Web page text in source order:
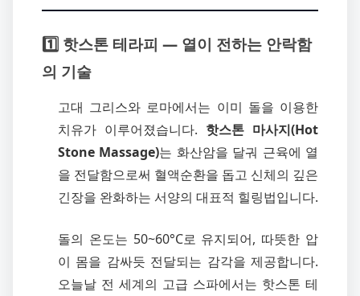
1️⃣ 핫스톤 테라피 — 열이 전하는 안락함
의 기술
고대 그리스와 로마에서는 이미 돌을 이용한
치유가 이루어졌습니다. 핫스톤 마사지(Hot
Stone Massage)는 화산암을 달궈 근육에 열
을 전달함으로써 혈액순환을 돕고 신체의 깊은
긴장을 완화하는 서양의 대표적 힐링법입니다.
돌의 온도는 50~60°C로 유지되어, 따뜻한 압
이 몸을 감싸듯 전달되는 감각을 제공합니다.
오늘날 전 세계의 고급 스파에서는 핫스톤 테